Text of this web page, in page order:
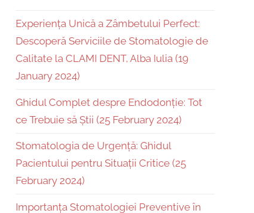
Experiența Unică a Zâmbetului Perfect:
Descoperă Serviciile de Stomatologie de
Calitate la CLAMI DENT, Alba Iulia (19
January 2024)
Ghidul Complet despre Endodonție: Tot
ce Trebuie să Știi (25 February 2024)
Stomatologia de Urgență: Ghidul
Pacientului pentru Situații Critice (25
February 2024)
Importanța Stomatologiei Preventive în